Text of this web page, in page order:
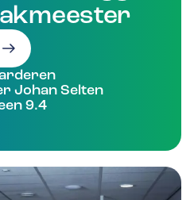
Johan Selten
9.4